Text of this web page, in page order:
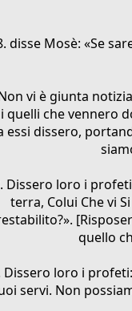
disse Mosè: «Se
vi è giunta
quelli che vennero
essi dissero,
Dissero loro i
terra, Colui Che vi
quello
Dissero loro i
servi. Non